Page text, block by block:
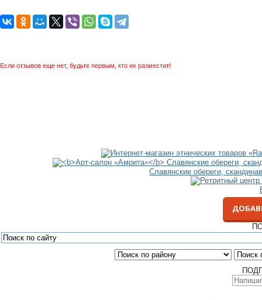
Если отзывов еще нет, будьте первым, кто их разместит!
Славянские обереги,